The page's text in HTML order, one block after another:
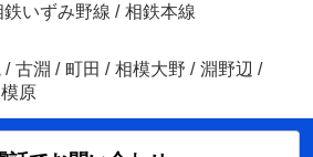
鉄いずみ野線 / 相鉄本線
/ 古淵 / 町田 / 相模大野 / 淵野辺 /
原